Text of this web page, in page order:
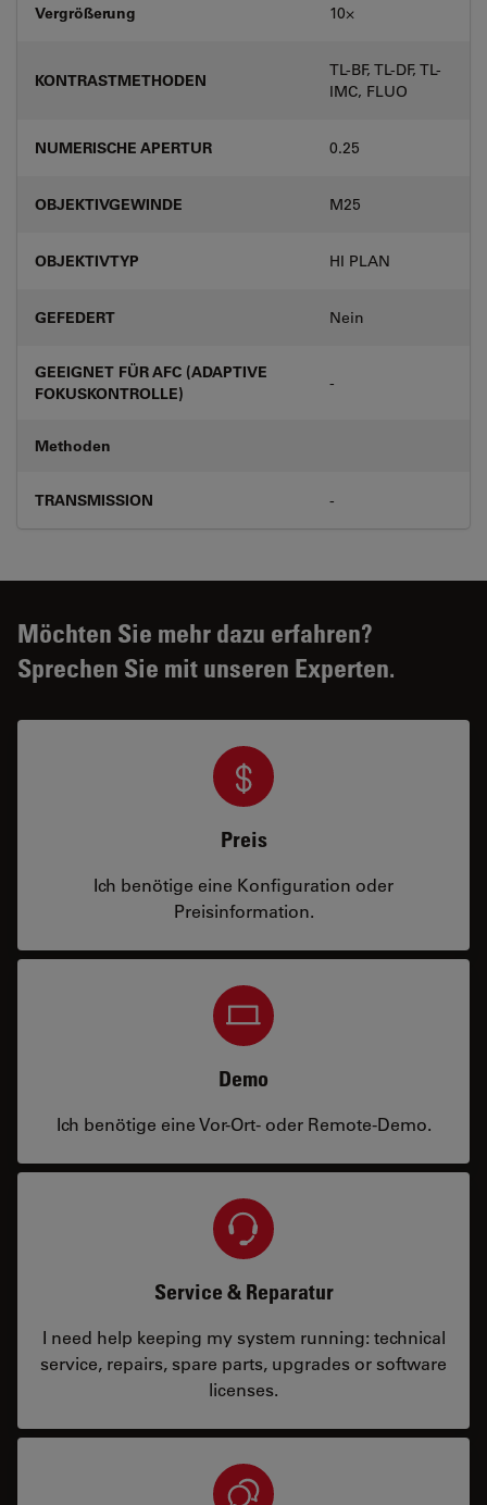
Vergrößerung 10⨉
KONTRASTMETHODEN
TL-BF, TL-DF, TL-
IMC, FLUO
NUMERISCHE APERTUR 0.25
OBJEKTIVGEWINDE M25
OBJEKTIVTYP HI PLAN
GEFEDERT Nein
GEEIGNET FÜR AFC (ADAPTIVE
FOKUSKONTROLLE)
-
Methoden
TRANSMISSION -
Möchten Sie mehr dazu erfahren?
Sprechen Sie mit unseren Experten.
Preis
Ich benötige eine Konfiguration oder
Preisinformation.
Demo
Ich benötige eine Vor-Ort- oder Remote-Demo.
Service & Reparatur
I need help keeping my system running: technical
service, repairs, spare parts, upgrades or software
licenses.